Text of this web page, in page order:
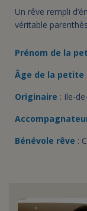
Un rêve rempli
véritable
Prénom de la
Âge de la petite
Originaire : Ile-
Bénévole rêve :